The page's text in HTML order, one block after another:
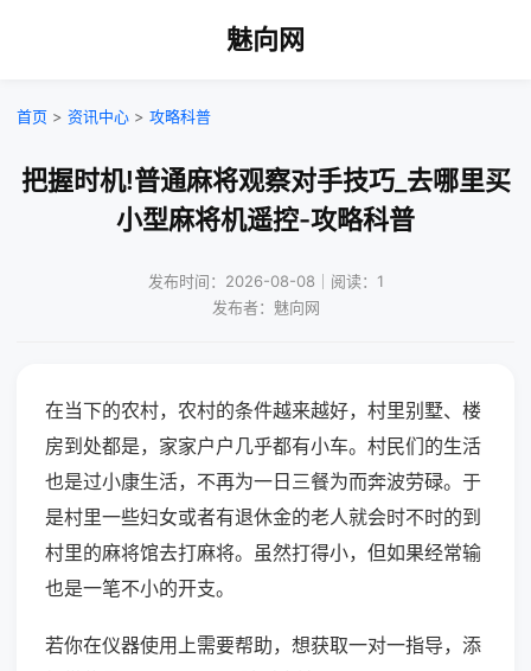
魅向网
首页 > 资讯中心 > 攻略科普
把握时机!普通麻将观察对手技巧_去哪里买
小型麻将机遥控-攻略科普
发布时间：2026-08-08｜阅读：1
发布者：魅向网
在当下的农村，农村的条件越来越好，村里别墅、楼
房到处都是，家家户户几乎都有小车。村民们的生活
也是过小康生活，不再为一日三餐为而奔波劳碌。于
是村里一些妇女或者有退休金的老人就会时不时的到
村里的麻将馆去打麻将。虽然打得小，但如果经常输
也是一笔不小的开支。
若你在仪器使用上需要帮助，想获取一对一指导，添